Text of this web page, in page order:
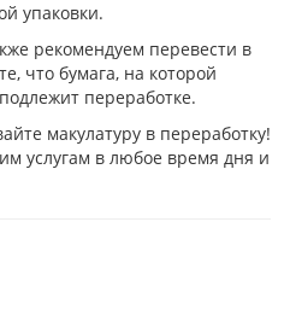
упаковки.
рекомендуем перевести в
что бумага, на которой
переработке.
макулатуру в переработку!
услугам в любое время дня и